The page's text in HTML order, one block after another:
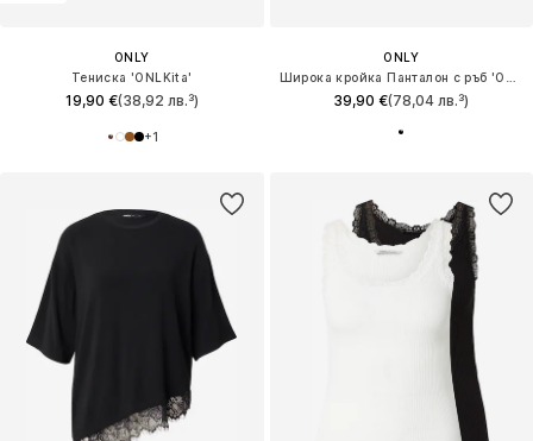
ONLY
Тениска 'ONLKita'
19,90 €(38,92 лв.³)
+1
ONLY
39,90 €(78,04 лв.³)